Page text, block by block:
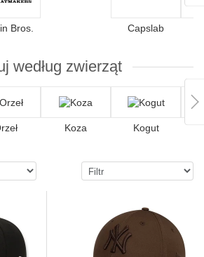
Bros. Capslab
według zwierząt
Koza Kogut